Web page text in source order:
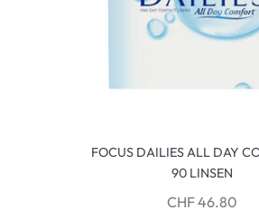
FOCUS DAILIES ALL DAY
90 LINSEN
CHF 46.80